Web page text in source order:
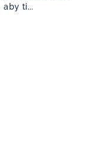
aby ti...